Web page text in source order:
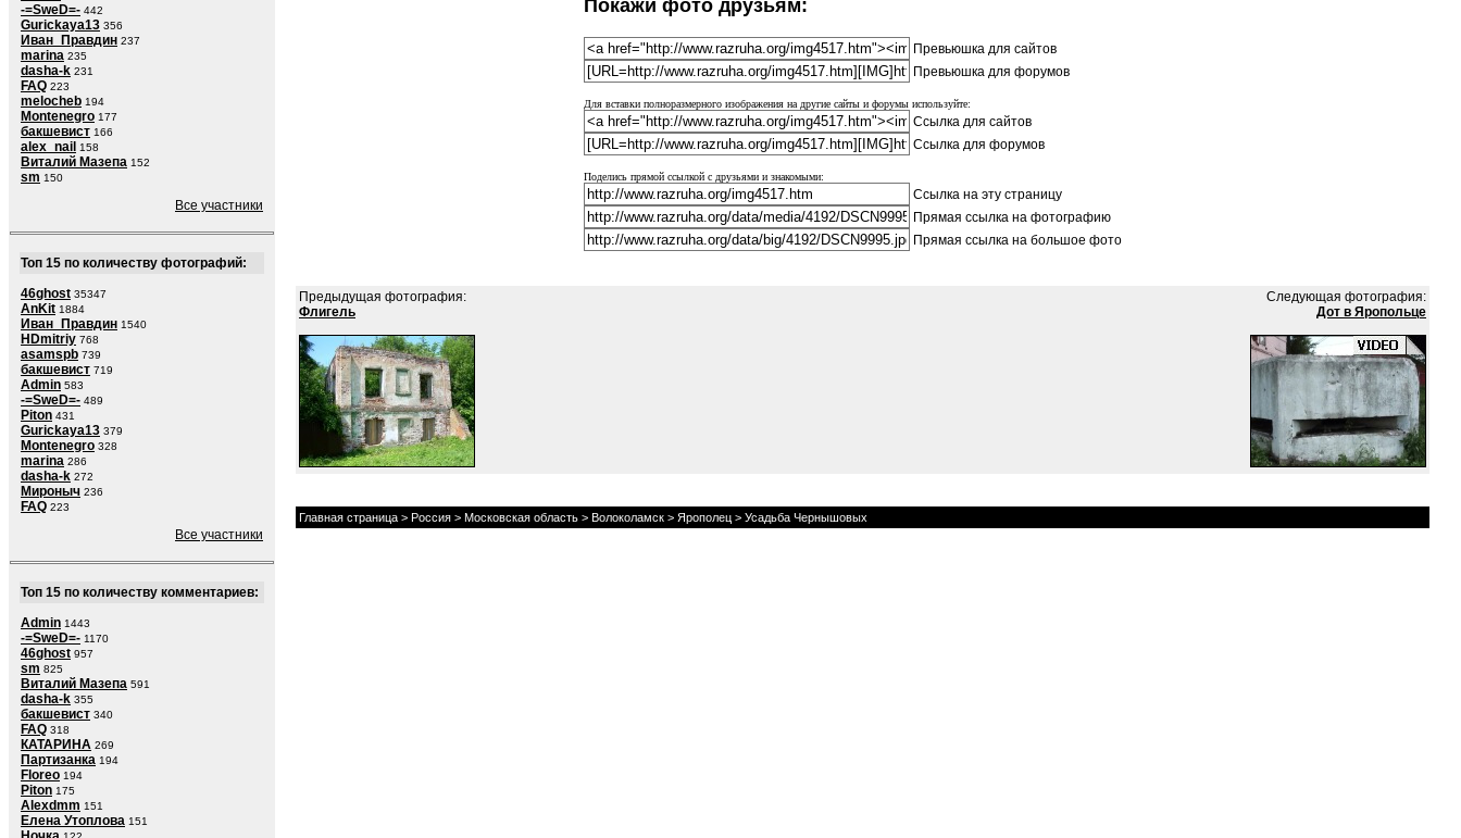
-=SweD=- 442
Gurickaya13 356
Иван_Правдин 237
marina 235
dasha-k 231
FAQ 223
melocheb 194
Montenegro 177
бакшевист 166
alex_nail 158
Виталий Мазепа 152
sm 150
Все участники
Топ 15 по количеству фотографий:
46ghost 35347
AnKit 1884
Иван_Правдин 1540
HDmitriy 768
asamspb 739
бакшевист 719
Admin 583
-=SweD=- 489
Piton 431
Gurickaya13 379
Montenegro 328
marina 286
dasha-k 272
Мироныч 236
FAQ 223
Все участники
Топ 15 по количеству комментариев:
Admin 1443
-=SweD=- 1170
46ghost 957
sm 825
Виталий Мазепа 591
dasha-k 355
бакшевист 340
FAQ 318
КАТАРИНА 269
Партизанка 194
Floreo 194
Piton 175
Alexdmm 151
Елена Утоплова 151
Покажи фото друзьям:
Превьюшка для сайтов
Превьюшка для форумов
Для вставки полноразмерного изображения на другие сайты и форумы используйте:
Ссылка для сайтов
Ссылка для форумов
Поделись прямой ссылкой с друзьями и знакомыми:
Ссылка на эту страницу
Прямая ссылка на фотографию
Прямая ссылка на большое фото
Предыдущая фотография:
Флигель
Следующая фотография:
Дот в Яропольце
Главная страница > Россия > Московская область > Волоколамск > Ярополец > Усадьба Чернышовых